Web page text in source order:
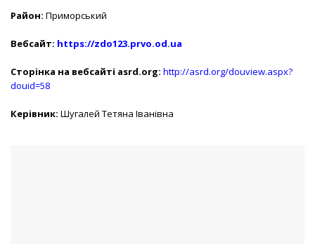
Район: Приморський
Вебсайт: https://zdo123.prvo.od.ua
Сторінка на вебсайті asrd.org: http://asrd.org/douview.aspx?
douid=58
Керівник: Шугалей Тетяна Іванівна